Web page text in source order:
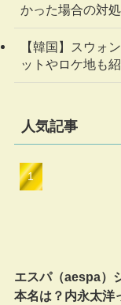
かった場合の対
【韓国】スウォ
ットやロケ地も
人気記事
エスパ（aespa）
本名は？内永太洋